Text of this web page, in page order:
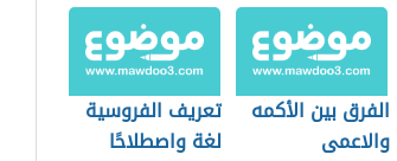
الفرق بين الأكمه
والاعمى
تعريف الفروسية
لغة واصطلاحًا